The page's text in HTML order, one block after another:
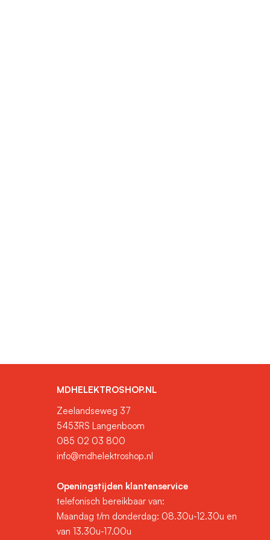
MDHELEKTROSHOP.NL
Zeelandseweg 37
5453RS Langenboom
085 02 03 800
info@mdhelektroshop.nl
Openingstijden klantenservice
telefonisch bereikbaar van:
Maandag t/m donderdag: 08.30u-12.30u en
van 13.30u-17.00u